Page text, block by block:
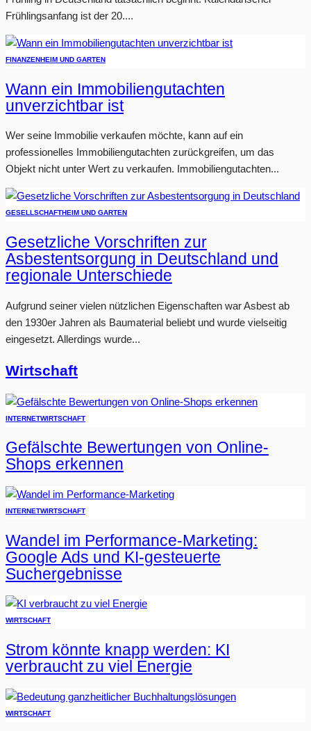
Frühlingsanfang ist der 20....
FINANZENHEIM UND GARTEN
Wann ein Immobiliengutachten
unverzichtbar ist
Wer seine Immobilie verkaufen möchte, kann auf ein
professionelles Immobiliengutachten zurückgreifen, um das
Objekt nicht unter Wert zu verkaufen. Immobiliengutachten...
GESELLSCHAFTHEIM UND GARTEN
Gesetzliche Vorschriften zur
Asbestentsorgung in Deutschland und
regionale Unterschiede
Aufgrund seiner vielen nützlichen Eigenschaften war Asbest ab
den 1930er Jahren als Baumaterial beliebt und wurde vielseitig
eingesetzt. Allerdings wurde...
Wirtschaft
INTERNETWIRTSCHAFT
Gefälschte Bewertungen von Online-
Shops erkennen
INTERNETWIRTSCHAFT
Wandel im Performance-Marketing:
Google Ads und KI-gesteuerte
Suchergebnisse
WIRTSCHAFT
Strom könnte knapp werden: KI
verbraucht zu viel Energie
WIRTSCHAFT